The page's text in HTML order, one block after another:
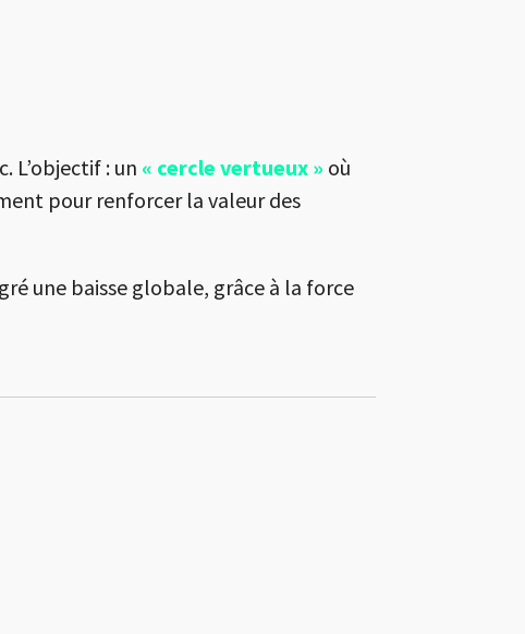
L’objectif : un « cercle vertueux » où
pour renforcer la valeur des
une baisse globale, grâce à la force